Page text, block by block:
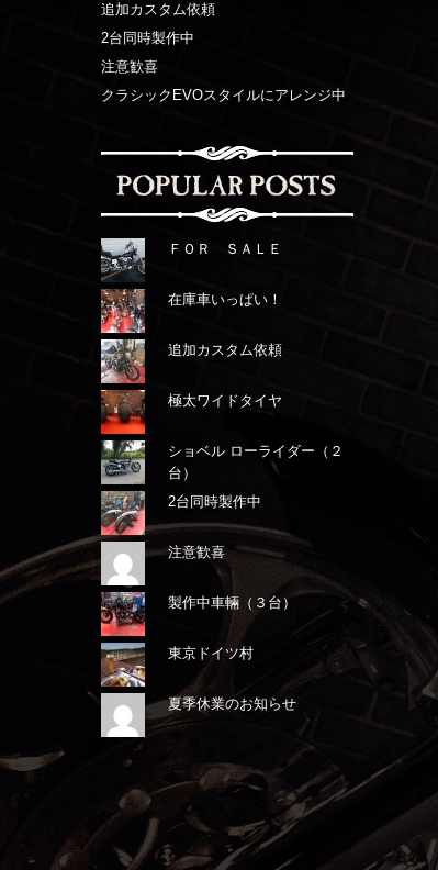
追加カスタム依頼
2台同時製作中
注意歓喜
クラシックEVOスタイルにアレンジ中
ＦＯＲ ＳＡＬＥ
在庫車いっぱい！
追加カスタム依頼
極太ワイドタイヤ
ショベル ローライダー（２
台）
2台同時製作中
注意歓喜
製作中車輛（３台）
東京ドイツ村
夏季休業のお知らせ